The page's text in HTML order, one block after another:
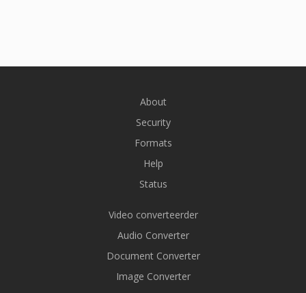
About
Security
Formats
Help
Status
Video converteerder
Audio Converter
Document Converter
Image Converter